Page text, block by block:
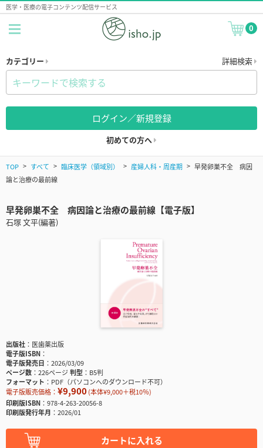
医学・医療の電子コンテンツ配信サービス
0
カテゴリー 詳細検索
ログイン／新規登録
初めての方へ
TOP すべて 臨床医学（領域別） 産婦人科・周産期
早発卵巣不全 病因
論と治療の最前線
早発卵巣不全 病因論と治療の最前線【電子版】
石塚 文平(編著)
出版社
医歯薬出版
電子版ISBN
電子版発売日
2026/03/09
ページ数
226ページ判型
B5判
フォーマット
PDF（パソコンへのダウンロード不可）
電子版販売価格： ¥9,900(本体¥9,000＋税10％)
印刷版ISBN
978-4-263-20056-8
印刷版発行年月
2026/01
カートに入れる